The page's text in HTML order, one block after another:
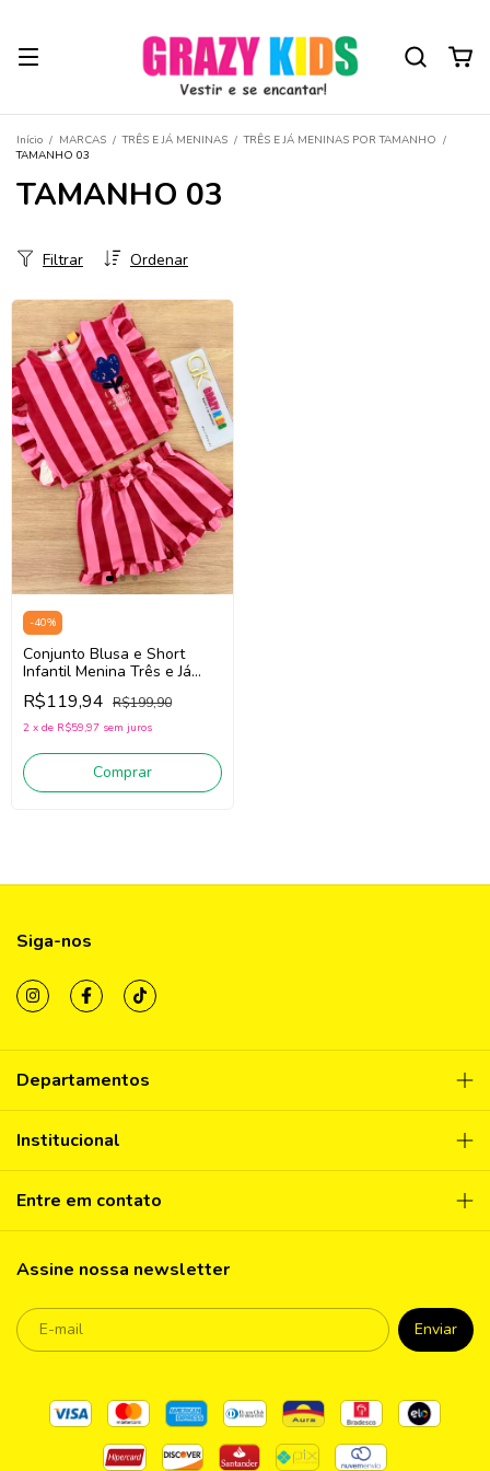
Início / MARCAS / TRÊS E JÁ MENINAS / TRÊS E JÁ MENINAS POR TAMANHO /
TAMANHO 03
TAMANHO 03
Ordenar
Filtrar
-40%
Conjunto Blusa e Short
Infantil Menina Três e Já
62464 (Vermelho/Rosa)
R$119,94 R$199,90
2 x de R$59,97 sem juros
Comprar
Siga-nos
Departamentos
Institucional
Entre em contato
Assine nossa newsletter